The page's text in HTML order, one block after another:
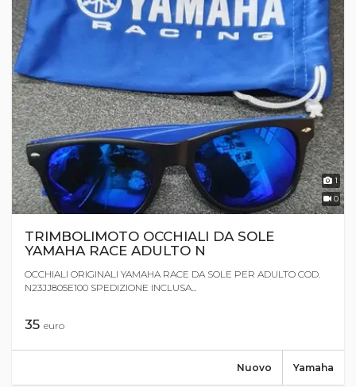
1
0
TRIMBOLIMOTO OCCHIALI DA SOLE
YAMAHA RACE ADULTO N
OCCHIALI ORIGINALI YAMAHA RACE DA SOLE PER ADULTO COD.
N23JJ805E100 SPEDIZIONE INCLUSA...
35 euro
Yamaha
Nuovo